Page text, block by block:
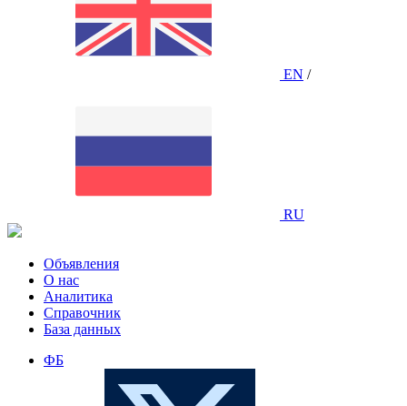
EN /
RU
Объявления
О нас
Аналитика
Справочник
База данных
ФБ